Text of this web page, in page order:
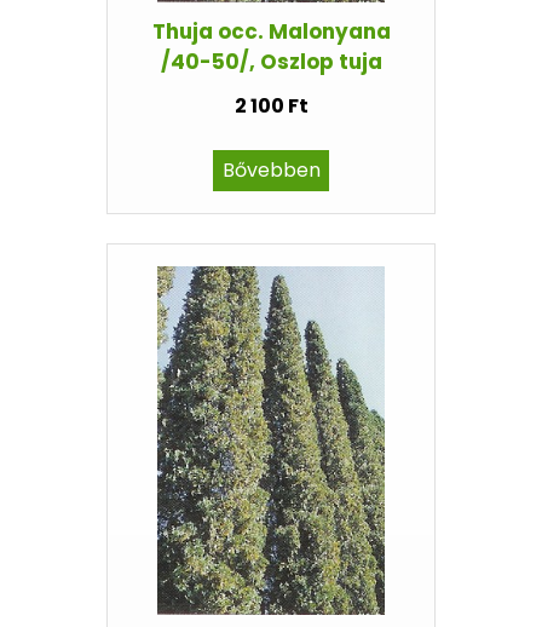
Thuja occ. Malonyana
/40-50/, Oszlop tuja
2 100 Ft
Bővebben